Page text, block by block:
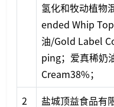
氢化和牧动植物
ended Whip
油/Gold Label
ping；爱真稀奶
Cream38%；
2
盐城顶益食品有